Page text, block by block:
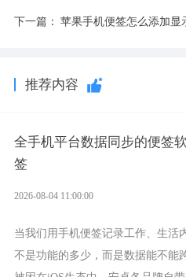
下一篇： 苹果手机便签怎么添加显
推荐内容
全手机平台数据同步的便签
签
2026-08-04 11:00:00
当我们用手机便签记录工作、生活
不是功能的多少，而是数据能不能